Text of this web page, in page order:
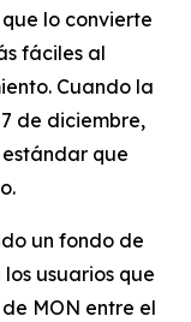
lo convierte
fáciles al
Cuando la
de diciembre,
que
un fondo de
usuarios que
MON entre el